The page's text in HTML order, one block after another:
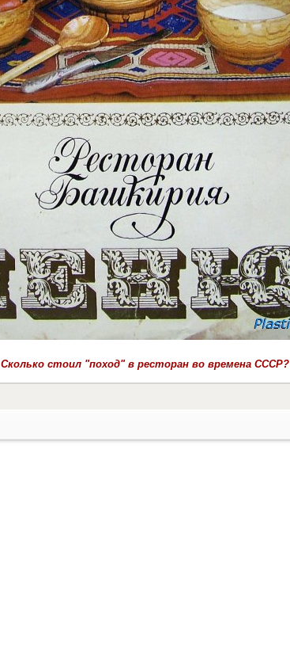
Сколько стоил "поход" в ресторан во времена СССР?